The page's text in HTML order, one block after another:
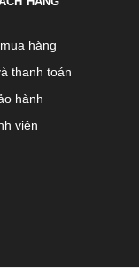
hàng
thanh toán
hành
viên